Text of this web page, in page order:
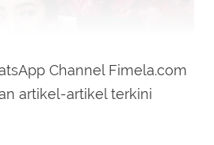
Channel Fimela.com
artikel-artikel terkini